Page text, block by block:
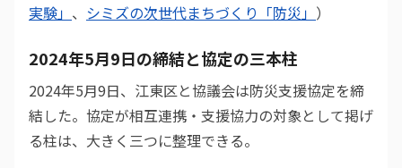
実験」 、 シミズの次世代まちづくり「防災」 ）
2024年5月9日の締結と協定の三本柱
2024年5月9日、江東区と協議会は防災支援協定を締
結した。協定が相互連携・支援協力の対象として掲げ
る柱は、大きく三つに整理できる。